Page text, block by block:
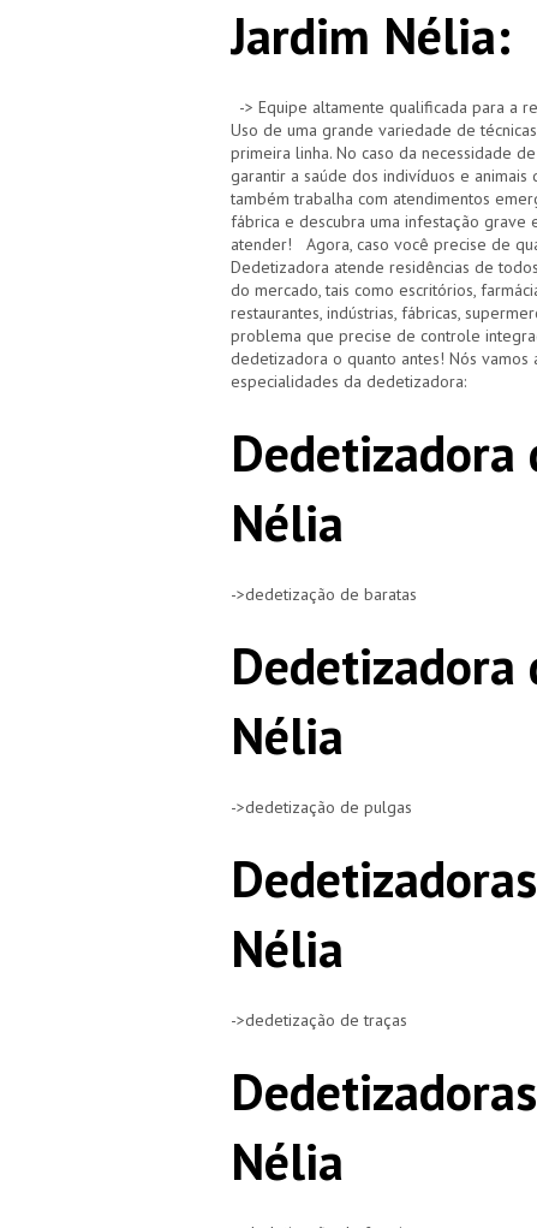
Jardim Nélia:
-> Equipe altamente qualificada para a
Uso de uma grande variedade de
primeira linha. No caso da necessidade
garantir a saúde dos indivíduos e
também trabalha com atendimentos
fábrica e descubra uma infestação grave
atender! Agora, caso você precise de
Dedetizadora atende residências de
do mercado, tais como escritórios,
restaurantes, indústrias, fábricas,
problema que precise de controle
dedetizadora o quanto antes! Nós
especialidades da dedetizadora:
Dedetizadora
Nélia
->dedetização de baratas
Dedetizadora
Nélia
->dedetização de pulgas
Nélia
->dedetização de traças
Nélia